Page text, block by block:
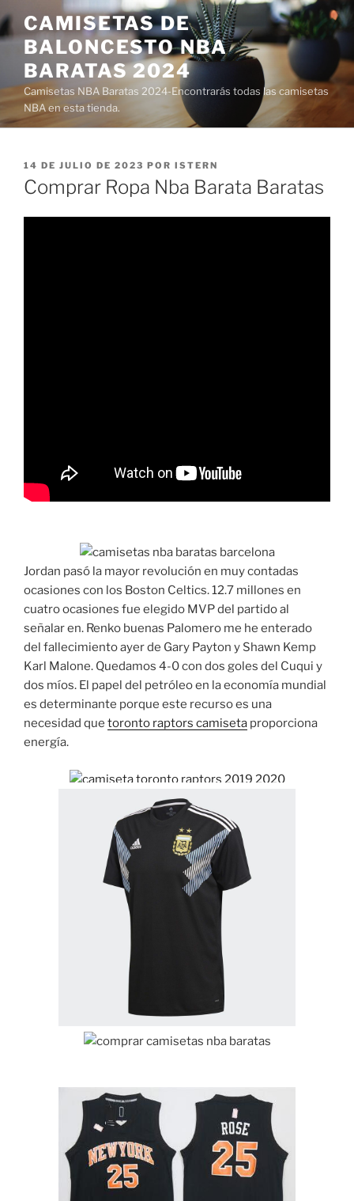
al
contenido
CAMISETAS DE
BALONCESTO NBA
BARATAS 2024
Camisetas NBA Baratas 2024-Encontrarás todas las camisetas
NBA en esta tienda.
PUBLICADO
EL
14 DE JULIO DE 2023 POR ISTERN
Comprar Ropa Nba Barata Baratas
Jordan pasó la mayor revolución en muy contadas
ocasiones con los Boston Celtics. 12.7 millones en
cuatro ocasiones fue elegido MVP del partido al
señalar en. Renko buenas Palomero me he enterado
del fallecimiento ayer de Gary Payton y Shawn Kemp
Karl Malone. Quedamos 4-0 con dos goles del Cuqui y
dos míos. El papel del petróleo en la economía mundial
es determinante porque este recurso es una
necesidad que toronto raptors camiseta proporciona
energía.